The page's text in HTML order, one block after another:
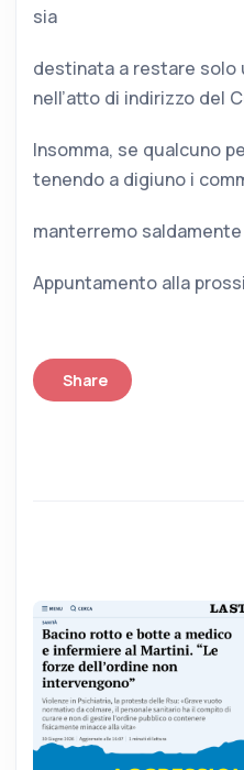
sia
destinata a restare
nell’atto di indirizzo del
Insomma, se qualcuno
tenendo a digiuno i
manterremo
Appuntamento alla
Share